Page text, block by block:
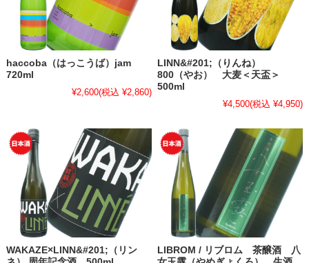
haccoba（はっこうば）jam
720ml
¥2,600(税込 ¥2,860)
LINN&#201;（りんね）
800（やお） 大麦＜天盃＞
500ml
¥4,500(税込 ¥4,950)
WAKAZE×LINN&#201;（リン
LIBROM / リブロム 茶醸酒 八